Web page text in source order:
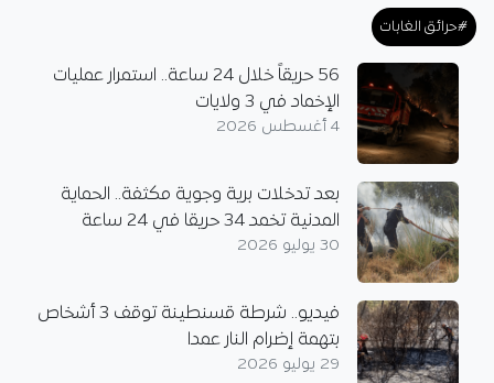
#حرائق الغابات
56 حريقاً خلال 24 ساعة.. استمرار عمليات
الإخماد في 3 ولايات
4 أغسطس 2026
بعد تدخلات برية وجوية مكثفة.. الحماية
المدنية تخمد 34 حريقا في 24 ساعة
30 يوليو 2026
فيديو.. شرطة قسنطينة توقف 3 أشخاص
بتهمة إضرام النار عمدا
29 يوليو 2026